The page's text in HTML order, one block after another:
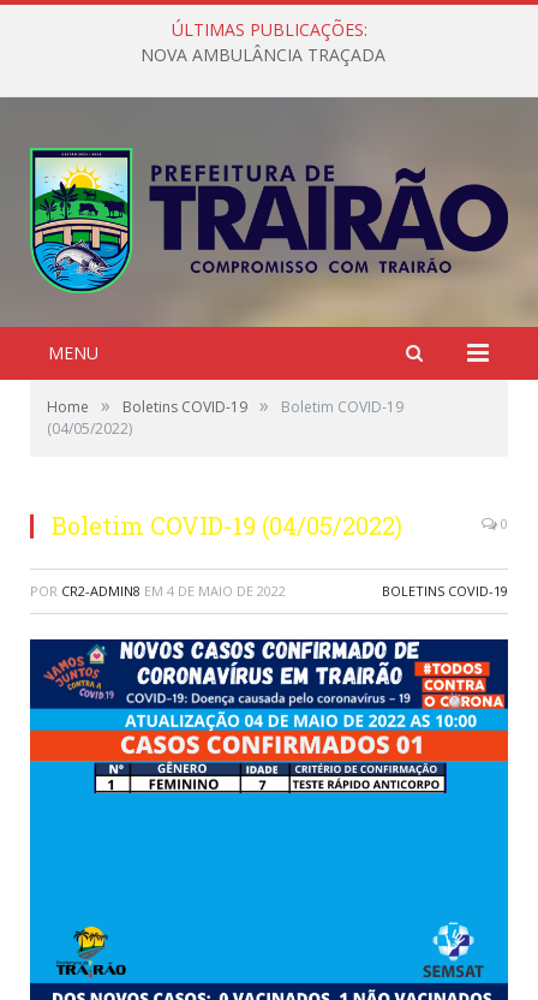
ÚLTIMAS PUBLICAÇÕES:
NOVA AMBULÂNCIA TRAÇADA
MENU
Home » Boletins COVID-19 »
Boletim COVID-19
(04/05/2022)
Boletim COVID-19 (04/05/2022) 0
POR CR2-ADMIN8 EM 4 DE MAIO DE 2022 BOLETINS COVID-19